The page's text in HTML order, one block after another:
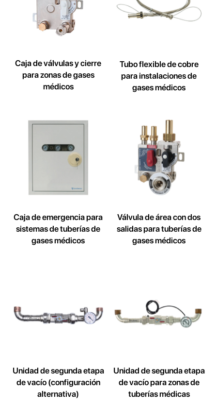
Caja de válvulas y cierre
para zonas de gases
médicos
Tubo flexible de cobre
para instalaciones de
gases médicos
Caja de emergencia para
sistemas de tuberías de
gases médicos
Válvula de área con dos
salidas para tuberías de
gases médicos
Unidad de segunda etapa
de vacío (configuración
alternativa)
Unidad de segunda etapa
de vacío para zonas de
tuberías médicas